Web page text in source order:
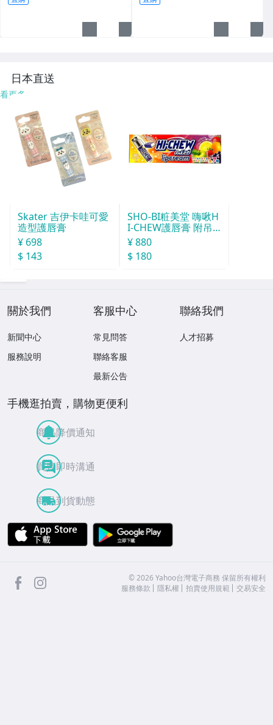
日本直送
看更多
Skater 吉伊卡哇可愛
造型護唇膏
¥ 698
$ 143
SHO-BI粧美堂 嗨啾H
I-CHEW護唇膏 附吊
飾(款式隨機)
¥ 880
$ 180
關於我們
新聞中心
服務說明
客服中心
常見問答
聯絡客服
最新公告
聯絡我們
人才招募
手機逛拍賣，購物更便利
商品降價通知
買賣即時溝通
商品到貨動態
APP Store
facebook ©2026 Yahoo台灣電子商務 保留所有權利
服務條款
隱私權 拍賣使用規範 交易安全